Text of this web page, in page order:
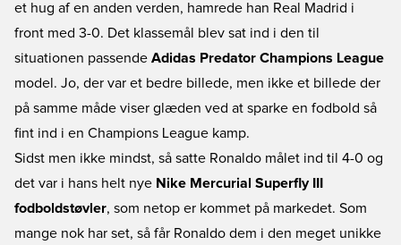
et hug af en anden verden, hamrede han Real Madrid i
front med 3-0. Det klassemål blev sat ind i den til
situationen passende Adidas Predator Champions League
model. Jo, der var et bedre billede, men ikke et billede der
på samme måde viser glæden ved at sparke en fodbold så
fint ind i en Champions League kamp.
Sidst men ikke mindst, så satte Ronaldo målet ind til 4-0 og
det var i hans helt nye Nike Mercurial Superfly III
fodboldstøvler, som netop er kommet på markedet. Som
mange nok har set, så får Ronaldo dem i den meget unikke